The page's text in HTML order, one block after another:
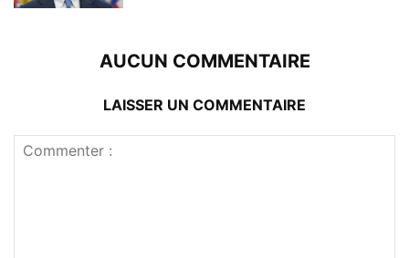
AUCUN COMMENTAIRE
LAISSER UN COMMENTAIRE